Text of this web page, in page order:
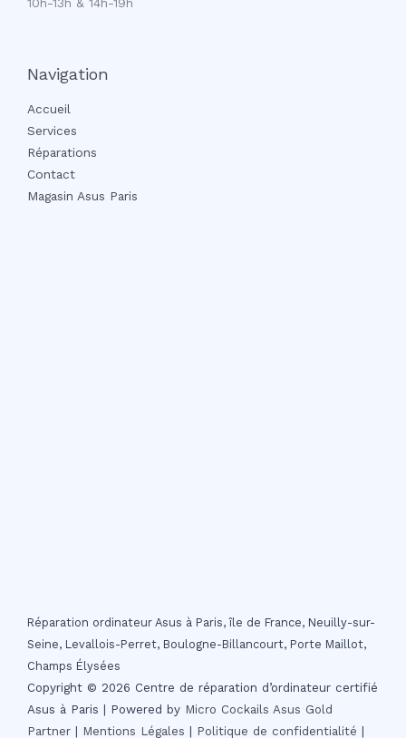
Navigation
Accueil
Services
Réparations
Contact
Magasin Asus Paris
Réparation ordinateur Asus à Paris, île de France, Neuilly-sur-
Seine, Levallois-Perret, Boulogne-Billancourt, Porte Maillot,
Champs Élysées
Copyright © 2026 Centre de réparation d’ordinateur certifié
Asus à Paris | Powered by Micro Cockails Asus Gold
Partner
Mentions Légales Politique de confidentialité